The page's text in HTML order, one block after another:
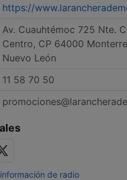
https://
Av. Cuauhtémoc 725 Nte.
Centro, CP 64000
Nuevo León
11 58 70 50
de radio